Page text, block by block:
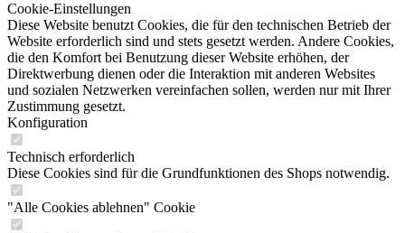
Cookie-Einstellungen
Diese Website benutzt Cookies, die für den technischen Betrieb der
Website erforderlich sind und stets gesetzt werden. Andere Cookies,
die den Komfort bei Benutzung dieser Website erhöhen, der
Direktwerbung dienen oder die Interaktion mit anderen Websites
und sozialen Netzwerken vereinfachen sollen, werden nur mit Ihrer
Zustimmung gesetzt.
Konfiguration
Technisch erforderlich
Diese Cookies sind für die Grundfunktionen des Shops notwendig.
"Alle Cookies ablehnen" Cookie